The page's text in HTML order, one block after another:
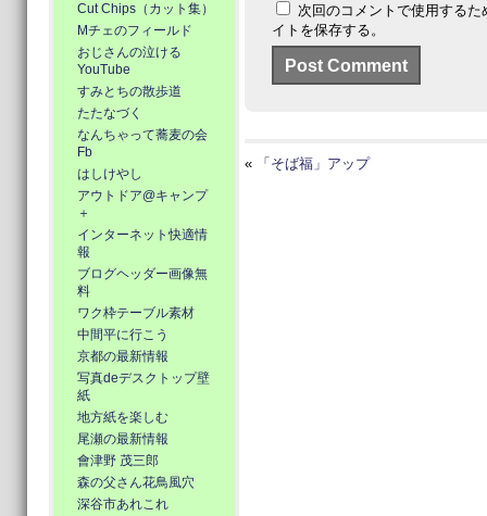
Cut Chips（カット集）
Mチェのフィールド
おじさんの泣ける
YouTube
すみとちの散歩道
たたなづく
なんちゃって蕎麦の会
Fb
はしけやし
アウトドア@キャンプ
＋
インターネット快適情
報
ブログヘッダー画像無
料
ワク枠テーブル素材
中間平に行こう
京都の最新情報
写真deデスクトップ壁
紙
地方紙を楽しむ
尾瀬の最新情報
會津野 茂三郎
森の父さん花鳥風穴
深谷市あれこれ
次回のコメントで使用する
イトを保存する。
« 「そば福」アップ